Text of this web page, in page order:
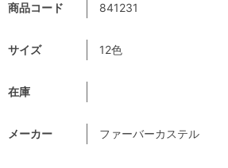
商品コード 841231
サイズ 12色
在庫
メーカー ファーバーカステル